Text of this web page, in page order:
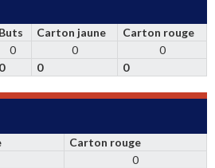
Buts Carton jaune
Carton rouge
0 0
0
0 0 0
Carton rouge
0